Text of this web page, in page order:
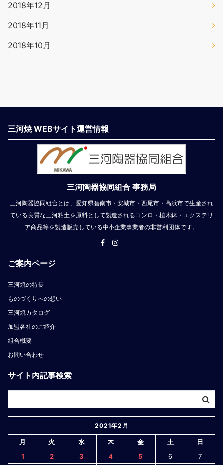
2018年12月
2018年11月
2018年10月
三河焼 WEBサイト運営情報
三河陶器協同組合 事務局
三河陶器協同組合とは、愛知県碧南市・安城市・西尾市・高浜市で生産され
ている良質な三河粘土を原料として製造されるコンロ・植木鉢・エクステリ
ア商品等を製造販売している中小企業事業者の非営利団体です。
ご案内ページ
三河焼の特長
ものづくりへの想い
三河焼カタログ
加盟各社のご紹介
組合概要
お問い合わせ
サイト内記事検索
2021年2月
月 火 水 木 金 土
日
1
2 3 4 5 6 7